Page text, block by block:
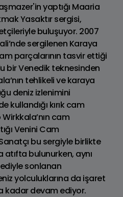
yaptığı Maaria
Yasaktır sergisi,
buluşuyor. 2007
sergilenen Karaya
parçalarının tasvir ettiği
bir Venedik teknesinden
tehlikeli ve karaya
deniz izlenimini
kullandığı kırık cam
cam
Venini Cam
bu sergiyle birlikte
atıfta bulunurken, aynı
sonlanan
yolculuklarına da işaret
kadar devam ediyor.